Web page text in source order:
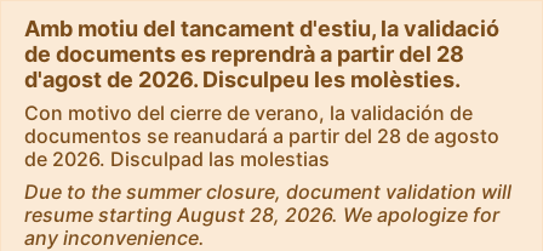
Amb motiu del tancament d'estiu, la validació
de documents es reprendrà a partir del 28
d'agost de 2026. Disculpeu les molèsties.
Con motivo del cierre de verano, la validación de
documentos se reanudará a partir del 28 de agosto
de 2026. Disculpad las molestias
Due to the summer closure, document validation will
resume starting August 28, 2026. We apologize for
any inconvenience.